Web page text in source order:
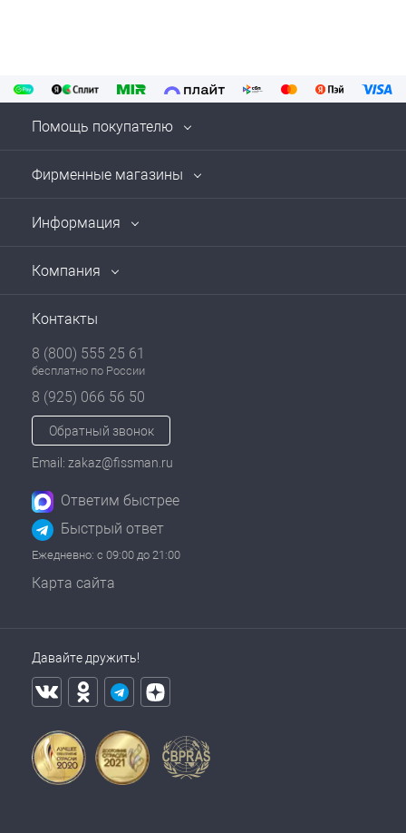
Помощь покупателю
Фирменные магазины
Информация
Компания
Контакты
8 (800) 555 25 61
бесплатно по России
8 (925) 066 56 50
Обратный звонок
Email: zakaz@fissman.ru
Ответим быстрее
Быстрый ответ
Ежедневно: с 09:00 до 21:00
Карта сайта
Давайте дружить!